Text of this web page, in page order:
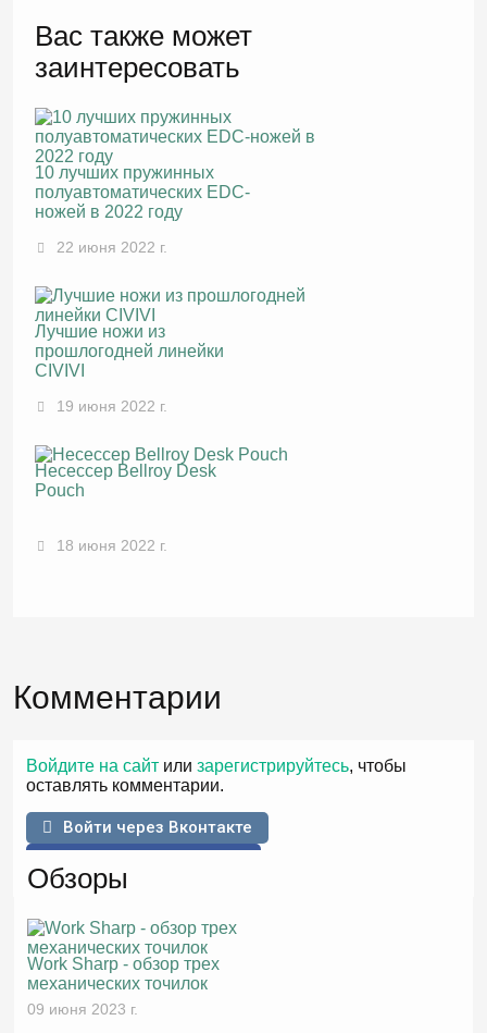
Вас также может
заинтересовать
10 лучших пружинных
полуавтоматических EDC-
ножей в 2022 году
22 июня 2022 г.
Лучшие ножи из
прошлогодней линейки
CIVIVI
19 июня 2022 г.
Несессер Bellroy Desk
Pouch
18 июня 2022 г.
Комментарии
Войдите на сайт или зарегистрируйтесь, чтобы
оставлять комментарии.
Войти через Вконтакте
Обзоры
Work Sharp - обзор трех
механических точилок
09 июня 2023 г.